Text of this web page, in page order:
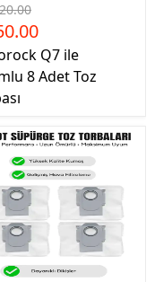
Q7 ile
8 Adet Toz